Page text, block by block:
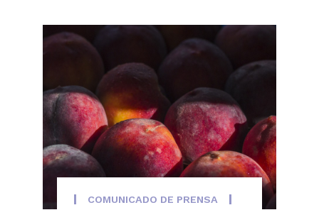
COMUNICADO DE PRENSA